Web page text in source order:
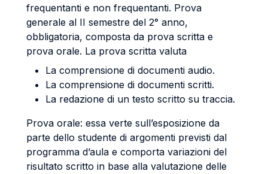
frequentanti e non frequentanti. Prova
generale al II semestre del 2° anno,
obbligatoria, composta da prova scritta e
prova orale. La prova scritta valuta
La comprensione di documenti audio.
La comprensione di documenti scritti.
La redazione di un testo scritto su traccia.
Prova orale: essa verte sull’esposizione da
parte dello studente di argomenti previsti dal
programma d’aula e comporta variazioni del
risultato scritto in base alla valutazione delle